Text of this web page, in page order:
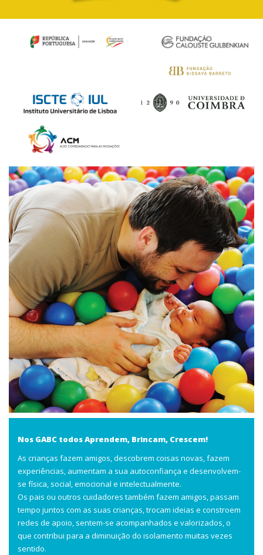
Nos GABC todos Aprendem, Brincam, Crescem!
As crianças fazem amigos, descobrem coisas novas, fazem
experiências, aumentam a sua autoconfiança e desenvolvem-
se física, social, emocional e intelectualmente.
Os pais ou outros cuidadores também fazem amigos, passam
tempo juntos com as suas crianças, trocam ideias e constroem
redes de apoio, sentem-se acompanhados e valorizados, o
que contribui para a diminuição do isolamento muitas vezes
sentido.